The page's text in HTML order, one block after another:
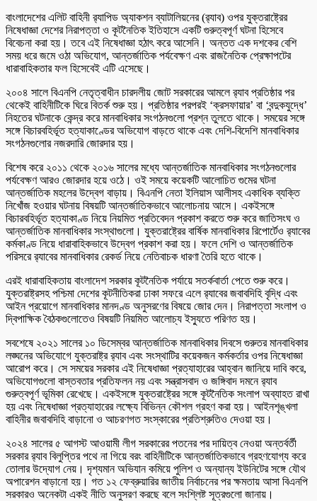
বাংলাদেশের এলিট বাহিনী র‍্যাপিড অ্যাকশন ব্যাটালিয়নের (র‍্যাব) ওপর যুক্তরাষ্ট্রের
নিষেধাজ্ঞা দেশের নিরাপত্তা ও কূটনৈতিক ইতিহাসে একটি গুরুত্বপূর্ণ ঘটনা হিসেবে
বিবেচনা করা হয়। তবে এই নিষেধাজ্ঞা হঠাৎ করে আসেনি। অন্তত এক দশকের বেশি
সময় ধরে জমে ওঠা অভিযোগ, আন্তর্জাতিক পর্যবেক্ষণ এবং রাজনৈতিক প্রেক্ষাপটের
ধারাবাহিকতার ফল হিসেবেই এটি এসেছে।
২০০৪ সালে বিএনপি নেতৃত্বাধীন চারদলীয় জোট সরকারের আমলে র‍্যাব প্রতিষ্ঠার পর
থেকেই বাহিনীটিকে ঘিরে বিতর্ক শুরু হয়। প্রতিষ্ঠার পরপরই ‘ক্রসফায়ার’ বা ‘বন্দুকযুদ্ধে’
নিহতের ঘটনাকে কেন্দ্র করে মানবাধিকার সংগঠনগুলো প্রশ্ন তুলতে থাকে। সময়ের সঙ্গে
সঙ্গে বিচারবহির্ভূত হত্যাকাণ্ডের অভিযোগ বাড়তে থাকে এবং দেশি-বিদেশি মানবাধিকার
সংগঠনগুলোর নজরদারি জোরদার হয়।
বিশেষ করে ২০১১ থেকে ২০১৬ সালের মধ্যে আন্তর্জাতিক মানবাধিকার সংগঠনগুলোর
পর্যবেক্ষণ আরও জোরদার হয়ে ওঠে। ওই সময়ে কয়েকটি আলোচিত গুমের ঘটনা
আন্তর্জাতিক মহলের উদ্বেগ বাড়ায়। বিএনপি নেতা ইলিয়াস আলীসহ একাধিক ব্যক্তি
নিখোঁজ হওয়ার ঘটনায় বিষয়টি আন্তর্জাতিকভাবে আলোচনায় আসে। একইসঙ্গে
বিচারবহির্ভূত হত্যাকাণ্ড নিয়ে নিয়মিত প্রতিবেদন প্রকাশ করতে শুরু করে জাতিসংঘ ও
আন্তর্জাতিক মানবাধিকার সংস্থাগুলো। যুক্তরাষ্ট্রের বার্ষিক মানবাধিকার রিপোর্টেও র‍্যাবের
কর্মকাণ্ড নিয়ে ধারাবাহিকভাবে উদ্বেগ প্রকাশ করা হয়। ফলে দেশি ও আন্তর্জাতিক
পরিসরে র‍্যাবের মানবাধিকার রেকর্ড নিয়ে নেতিবাচক ধারণা তৈরি হতে থাকে।
এরই ধারাবাহিকতায় বাংলাদেশ সরকার কূটনৈতিক পর্যায়ে সতর্কবার্তা পেতে শুরু করে।
যুক্তরাষ্ট্রসহ পশ্চিমা দেশের কূটনীতিকরা ঢাকা সফরে এলে র‍্যাবের জবাবদিহি বৃদ্ধি এবং
আইন প্রয়োগে মানবাধিকার মানদণ্ড অনুসরণের বিষয়ে জোর দেন। নিরাপত্তা সংলাপ ও
দ্বিপাক্ষিক বৈঠকগুলোতেও বিষয়টি নিয়মিত আলোচ্য ইস্যুতে পরিণত হয়।
সবশেষে ২০২১ সালের ১০ ডিসেম্বর আন্তর্জাতিক মানবাধিকার দিবসে গুরুতর মানবাধিকার
লঙ্ঘনের অভিযোগে যুক্তরাষ্ট্র র‍্যাব এবং সংস্থাটির কয়েকজন কর্মকর্তার ওপর নিষেধাজ্ঞা
আরোপ করে। সে সময়ের সরকার এই নিষেধাজ্ঞা প্রত্যাহারের আহ্বান জানিয়ে দাবি করে,
অভিযোগগুলো বাস্তবতার প্রতিফলন নয় এবং সন্ত্রাসবাদ ও জঙ্গিবাদ দমনে র‍্যাব
গুরুত্বপূর্ণ ভূমিকা রেখেছে। একইসঙ্গে যুক্তরাষ্ট্রের সঙ্গে কূটনৈতিক সংলাপ অব্যাহত রাখা
হয় এবং নিষেধাজ্ঞা প্রত্যাহারের লক্ষ্যে বিভিন্ন কৌশল গ্রহণ করা হয়। আইনশৃঙ্খলা
বাহিনীর জবাবদিহি বাড়ানো ও আচরণগত সংস্কারের প্রতিশ্রুতিও দেওয়া হয়।
২০২৪ সালের ৫ আগস্ট আওয়ামী লীগ সরকারের পতনের পর দায়িত্ব নেওয়া অন্তর্বর্তী
সরকার র‍্যাব বিলুপ্তির পথে না গিয়ে বরং বাহিনীটিকে আন্তর্জাতিকভাবে গ্রহণযোগ্য করে
তোলার উদ্যোগ নেয়। দৃশ্যমান অভিযান কমিয়ে পুলিশ ও অন্যান্য ইউনিটের সঙ্গে যৌথ
অপারেশন বাড়ানো হয়। গত ১২ ফেব্রুয়ারির জাতীয় নির্বাচনের পর ক্ষমতায় আসা বিএনপি
সরকারও অনেকটা একই নীতি অনুসরণ করছে বলে সংশ্লিষ্ট সূত্রগুলো জানায়।